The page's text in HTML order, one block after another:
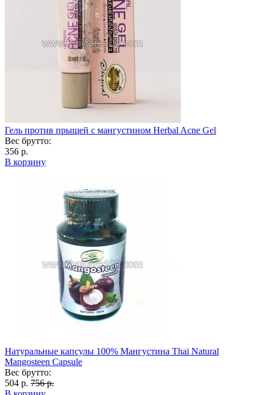
Гель против прыщей с мангустином Herbal Acne Gel
Вес брутто:
356 р.
В корзину
Натуральные капсулы 100% Мангустина Thai Natural
Mangosteen Capsule
Вес брутто:
504 р. 756 р.